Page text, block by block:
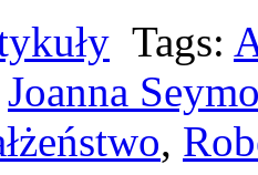
Tags:
Joanna
,